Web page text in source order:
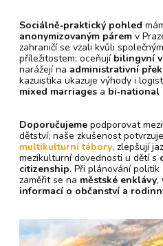
Sociálně‑praktický pohled
anonymizovaným párem v
zahraničí se vzali kvůli
příležitostem; oceňují bilingvní
narážejí na administrativní
kazuistika ukazuje výhody i
mixed marriages a
Doporučujeme podporovat
dětství; naše zkušenost
multikulturní tábory, zlepšují
mezikulturní dovednosti u dětí s
citizenship. Při plánování
zaměřit se na městské enklávy,
informací o občanství a